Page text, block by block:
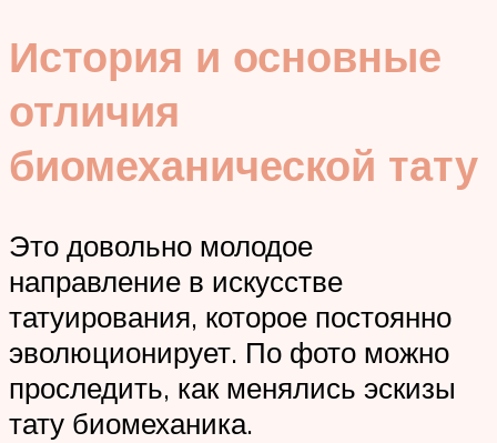
История и основные
отличия
биомеханической тату
Это довольно молодое
направление в искусстве
татуирования, которое постоянно
эволюционирует. По фото можно
проследить, как менялись эскизы
тату биомеханика.